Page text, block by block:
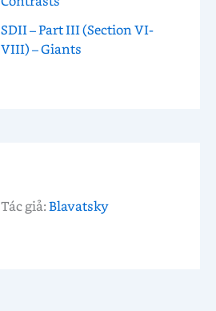
SDII – Part III (Section VI-
VIII) – Giants
Tác giả:Blavatsky